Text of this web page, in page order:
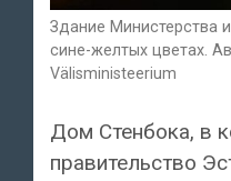
Здание Министерства
сине-желтых цветах.
Välisministeerium
Дом Стенбока, в
правительство